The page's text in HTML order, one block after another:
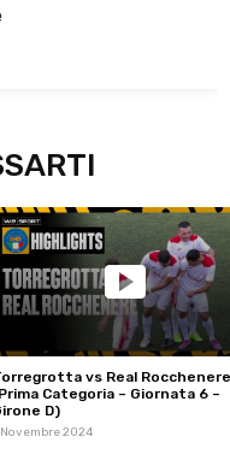
vs Real Rocchenere
Categoria – Giornata 6 –
D)
Novembre 2024